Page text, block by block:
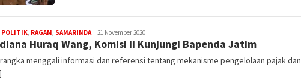
POLITIK, RAGAM, SAMARINDARedaksi
21 November 2020
Huraq Wang, Komisi II Kunjungi Bapenda Jatim
rangka menggali informasi dan referensi tentang mekanisme pengelolaan pajak dan